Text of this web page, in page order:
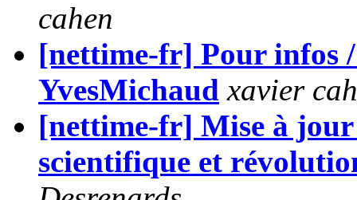
cahen
[nettime-fr] Pour infos
YvesMichaud xavier
[nettime-fr] Mise à
scientifique et